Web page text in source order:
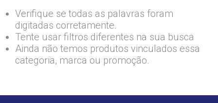
Verifique se todas as palavras foram
digitadas corretamente.
Tente usar filtros diferentes na sua busca
Ainda não temos produtos vinculados essa
categoria, marca ou promoção.